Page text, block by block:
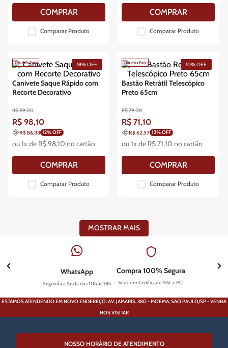
COMPRAR
Comparar Produto
COMPRAR
Comparar Produto
Dia dos Pais
Canivete Saque Rápido com
Recorte Decorativo
R$119,00
R$ 98,10
18%OFF
R$ 86,33 12% OFF
ou1x de R$98,10 no cartão
COMPRAR
Comparar Produto
Dia dos Pais
Bastão Retrátil Telescópico
Preto 65cm
R$79,00
R$ 71,10
10%OFF
R$ 62,57 12% OFF
ou1x de R$71,10 no cartão
COMPRAR
Comparar Produto
MOSTRAR MAIS
WhatsApp
Segunda a Sexta das 10h às 18h
Compra 100% Segura
Site com Certificado SSL e PCI
ESTAMOS ATENDENDO EM NOVO ENDEREÇO: AV. JAMARIS, 380 - MOEMA, SÃO PAULO/SP - VENHA
NOS VISITAR
NOSSO HORÁRIO DE ATENDIMENTO